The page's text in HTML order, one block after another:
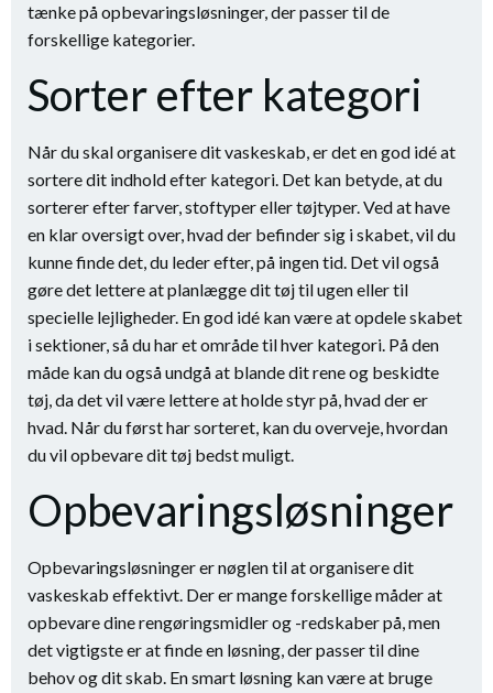
tænke på opbevaringsløsninger, der passer til de
forskellige kategorier.
Sorter efter kategori
Når du skal organisere dit vaskeskab, er det en god idé at
sortere dit indhold efter kategori. Det kan betyde, at du
sorterer efter farver, stoftyper eller tøjtyper. Ved at have
en klar oversigt over, hvad der befinder sig i skabet, vil du
kunne finde det, du leder efter, på ingen tid. Det vil også
gøre det lettere at planlægge dit tøj til ugen eller til
specielle lejligheder. En god idé kan være at opdele skabet
i sektioner, så du har et område til hver kategori. På den
måde kan du også undgå at blande dit rene og beskidte
tøj, da det vil være lettere at holde styr på, hvad der er
hvad. Når du først har sorteret, kan du overveje, hvordan
du vil opbevare dit tøj bedst muligt.
Opbevaringsløsninger
Opbevaringsløsninger er nøglen til at organisere dit
vaskeskab effektivt. Der er mange forskellige måder at
opbevare dine rengøringsmidler og -redskaber på, men
det vigtigste er at finde en løsning, der passer til dine
behov og dit skab. En smart løsning kan være at bruge